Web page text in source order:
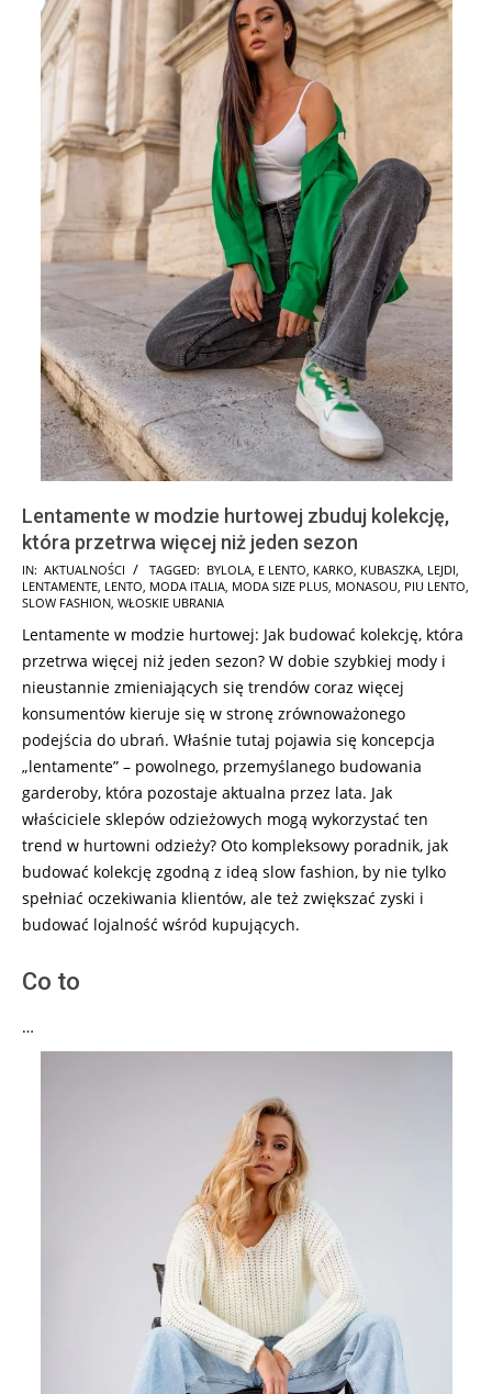
Lentamente w modzie hurtowej zbuduj kolekcję,
która przetrwa więcej niż jeden sezon
2024-
12-
IN: AKTUALNOŚCI TAGGED: BYLOLA E LENTO KARKO KUBASZKA LEJDI
LENTAMENTE LENTO MODA ITALIA MODA SIZE PLUS MONASOU PIU LENTO
SLOW FASHION WŁOSKIE UBRANIA
Lentamente w modzie hurtowej: Jak budować kolekcję, która
przetrwa więcej niż jeden sezon? W dobie szybkiej mody i
nieustannie zmieniających się trendów coraz więcej
konsumentów kieruje się w stronę zrównoważonego
podejścia do ubrań. Właśnie tutaj pojawia się koncepcja
„lentamente” – powolnego, przemyślanego budowania
garderoby, która pozostaje aktualna przez lata. Jak
właściciele sklepów odzieżowych mogą wykorzystać ten
trend w hurtowni odzieży? Oto kompleksowy poradnik, jak
budować kolekcję zgodną z ideą slow fashion, by nie tylko
spełniać oczekiwania klientów, ale też zwiększać zyski i
budować lojalność wśród kupujących.
Co to
…